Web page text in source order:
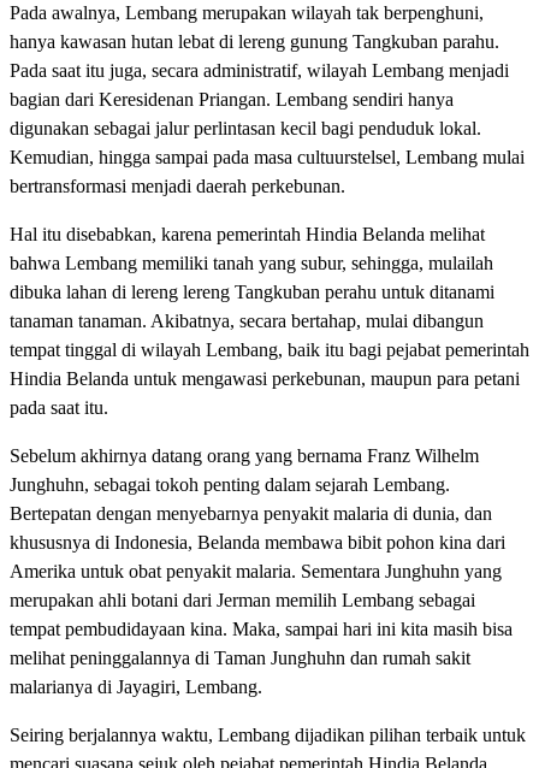
Pada awalnya, Lembang merupakan wilayah tak berpenghuni,
hanya kawasan hutan lebat di lereng gunung Tangkuban parahu.
Pada saat itu juga, secara administratif, wilayah Lembang menjadi
bagian dari Keresidenan Priangan. Lembang sendiri hanya
digunakan sebagai jalur perlintasan kecil bagi penduduk lokal.
Kemudian, hingga sampai pada masa cultuurstelsel, Lembang mulai
bertransformasi menjadi daerah perkebunan.
Hal itu disebabkan, karena pemerintah Hindia Belanda melihat
bahwa Lembang memiliki tanah yang subur, sehingga, mulailah
dibuka lahan di lereng lereng Tangkuban perahu untuk ditanami
tanaman tanaman. Akibatnya, secara bertahap, mulai dibangun
tempat tinggal di wilayah Lembang, baik itu bagi pejabat pemerintah
Hindia Belanda untuk mengawasi perkebunan, maupun para petani
pada saat itu.
Sebelum akhirnya datang orang yang bernama Franz Wilhelm
Junghuhn, sebagai tokoh penting dalam sejarah Lembang.
Bertepatan dengan menyebarnya penyakit malaria di dunia, dan
khususnya di Indonesia, Belanda membawa bibit pohon kina dari
Amerika untuk obat penyakit malaria. Sementara Junghuhn yang
merupakan ahli botani dari Jerman memilih Lembang sebagai
tempat pembudidayaan kina. Maka, sampai hari ini kita masih bisa
melihat peninggalannya di Taman Junghuhn dan rumah sakit
malarianya di Jayagiri, Lembang.
Seiring berjalannya waktu, Lembang dijadikan pilihan terbaik untuk
mencari suasana sejuk oleh pejabat pemerintah Hindia Belanda